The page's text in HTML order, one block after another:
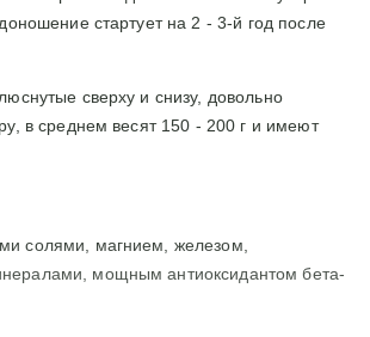
стартует на 2 - 3-й год после
сверху и снизу, довольно
в среднем весят 150 - 200 г и имеют
солями, магнием, железом,
мощным антиоксидантом бета-